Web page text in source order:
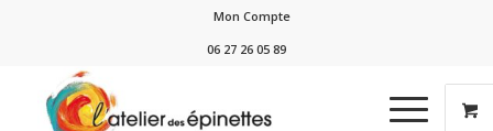
Mon Compte
06 27 26 05 89